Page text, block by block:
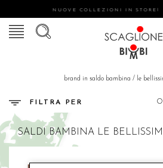
NUOVE COLLEZIONI IN STORE!
brand in saldo bambina / le
FILTRA PER
SALDIBAMBINA LE